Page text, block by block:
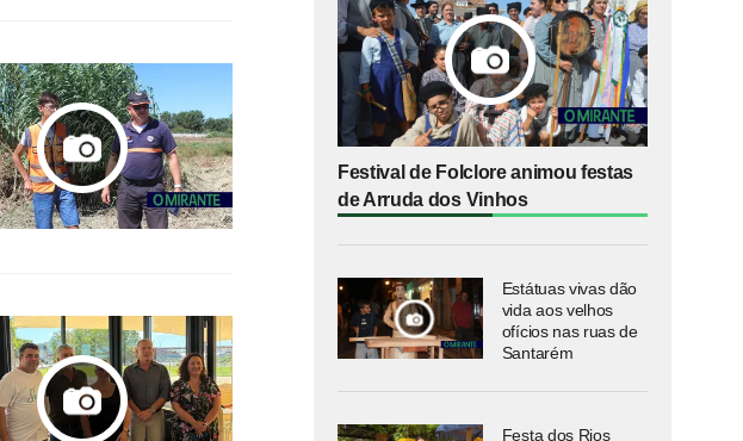
Festival de Folclore animou festas
de Arruda dos Vinhos
Estátuas vivas dão
vida aos velhos
ofícios nas ruas de
Santarém
Festa dos Rios